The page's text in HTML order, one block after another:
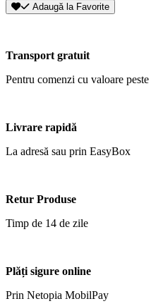
Adaugă la Favorite
Transport gratuit
Pentru comenzi cu valoare peste
Livrare rapidă
La adresă sau prin EasyBox
Retur Produse
Timp de 14 de zile
Plăți sigure online
Prin Netopia MobilPay